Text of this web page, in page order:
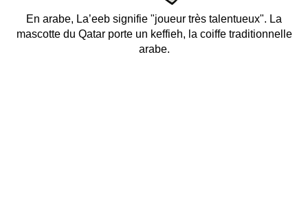
En arabe, La’eeb signifie "joueur très talentueux". La
mascotte du Qatar porte un keffieh, la coiffe traditionnelle
arabe.